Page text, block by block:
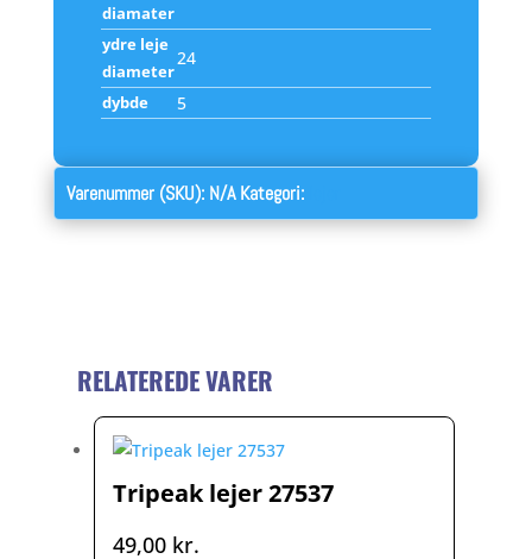
diamater
ydre leje
diameter
24
dybde 5
Varenummer (SKU): N/A Kategori:
RELATEREDE VARER
Tripeak lejer 27537
49,00 kr.